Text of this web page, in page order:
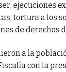
ejecuciones
tortura a los
de derechos
a la
con la